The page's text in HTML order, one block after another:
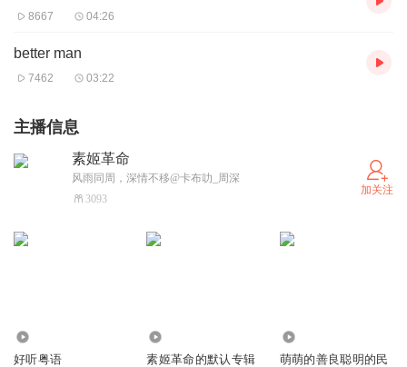
8667 04:26
better man
7462 03:22
主播信息
素姬革命
风雨同周，深情不移@卡布叻_周深
3093
加关注
好听粤语 素姬革命的默认专辑
萌萌的善良聪明的民